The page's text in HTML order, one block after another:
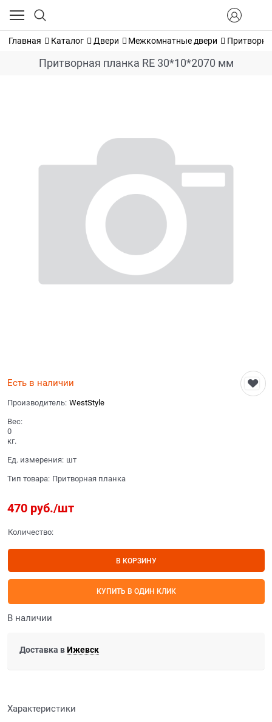
Главная Каталог Двери Межкомнатные двери
Притворная планка RE 30*10*2070 мм
Есть в наличии
Производитель: WestStyle
Вес:
0
кг.
Ед. измерения: шт
Тип товара: Притворная планка
470 руб./шт
Количество:
В КОРЗИНУ
КУПИТЬ В ОДИН КЛИК
В наличии
Доставка вИжевск
Характеристики